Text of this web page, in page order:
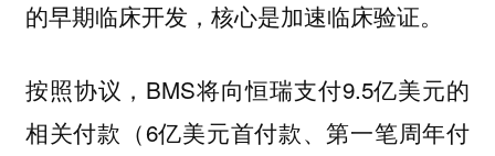
的早期临床开发，核心是加速临床验证。
按照协议，BMS将向恒瑞支付9.5亿美元的
相关付款（6亿美元首付款、第一笔周年付